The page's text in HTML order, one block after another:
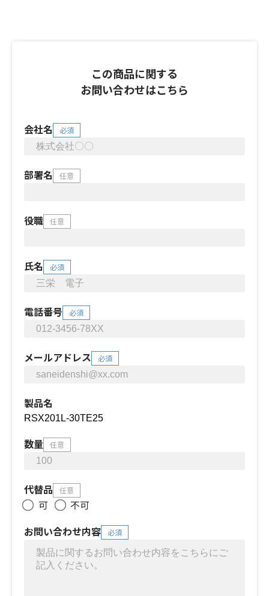
この商品に関する
お問い合わせはこちら
会社名 必須
部署名 任意
役職 任意
氏名 必須
電話番号 必須
メールアドレス 必須
製品名
数量 任意
代替品 任意
可
不可
お問い合わせ内容
必須